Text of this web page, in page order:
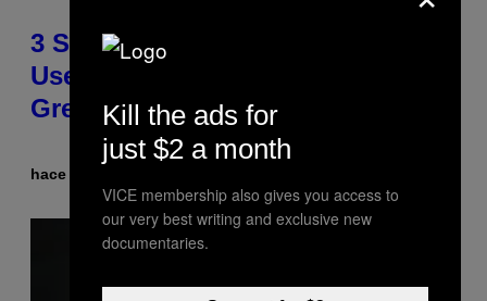
3 Songs That Were Commonly
Used As a Ringtone or Voicemail
Greeting in the 2000s
hace 4 horas
Kill the ads for
just $2 a month
VICE membership also gives you access to
our very best writing and exclusive new
documentaries.